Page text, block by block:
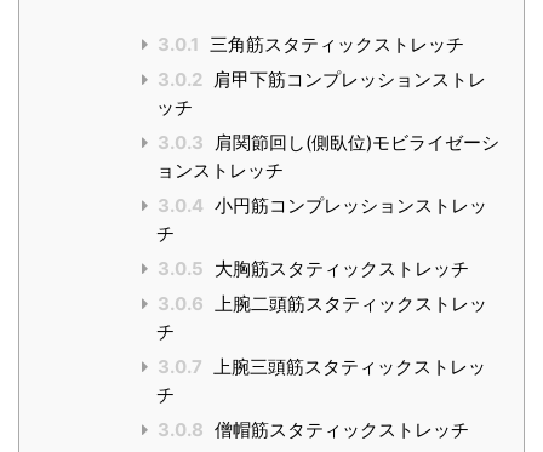
3.0.1 三角筋スタティックストレッチ
3.0.2 肩甲下筋コンプレッションストレ
ッチ
3.0.3 肩関節回し(側臥位)モビライゼーシ
ョンストレッチ
3.0.4 小円筋コンプレッションストレッ
チ
3.0.5 大胸筋スタティックストレッチ
3.0.6 上腕二頭筋スタティックストレッ
チ
3.0.7 上腕三頭筋スタティックストレッ
チ
3.0.8 僧帽筋スタティックストレッチ